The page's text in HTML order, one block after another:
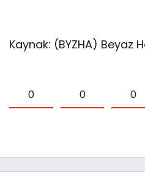
Kaynak: (BYZHA) Beyaz
0 0 0